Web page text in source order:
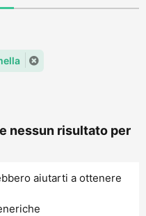
nessun risultato per
aiutarti a ottenere